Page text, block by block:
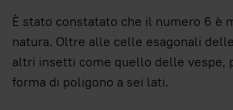
È stato constatato che il numero 6 è
natura. Oltre alle celle esagonali
altri insetti come quello delle vespe,
forma di poligono a sei lati.